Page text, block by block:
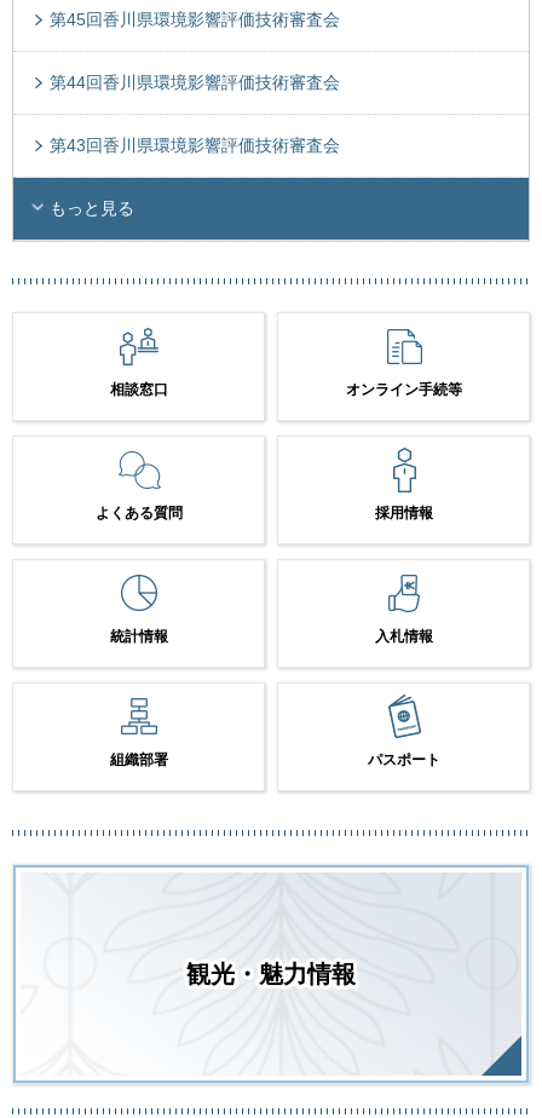
第45回香川県環境影響評価技術審査会
第44回香川県環境影響評価技術審査会
第43回香川県環境影響評価技術審査会
もっと見る
相談窓口 オンライン手続等
よくある質問 採用情報
統計情報 入札情報
組織部署 パスポート
観光・魅力情報